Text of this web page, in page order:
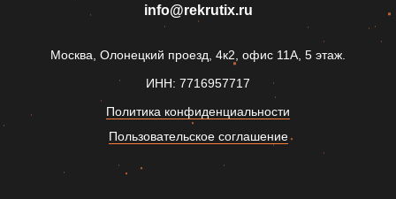
info@rekrutix.ru
Москва, Олонецкий проезд, 4к2, офис 11А, 5 этаж.
ИНН: 7716957717
Политика конфиденциальности
Пользовательское соглашение